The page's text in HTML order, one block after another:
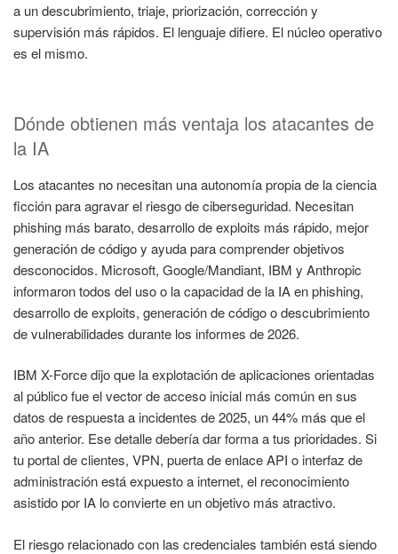
a un descubrimiento, triaje, priorización, corrección y
supervisión más rápidos. El lenguaje difiere. El núcleo operativo
es el mismo.
Dónde obtienen más ventaja los atacantes de
la IA
Los atacantes no necesitan una autonomía propia de la ciencia
ficción para agravar el riesgo de ciberseguridad. Necesitan
phishing más barato, desarrollo de exploits más rápido, mejor
generación de código y ayuda para comprender objetivos
desconocidos. Microsoft, Google/Mandiant, IBM y Anthropic
informaron todos del uso o la capacidad de la IA en phishing,
desarrollo de exploits, generación de código o descubrimiento
de vulnerabilidades durante los informes de 2026.
IBM X-Force dijo que la explotación de aplicaciones orientadas
al público fue el vector de acceso inicial más común en sus
datos de respuesta a incidentes de 2025, un 44% más que el
año anterior. Ese detalle debería dar forma a tus prioridades. Si
tu portal de clientes, VPN, puerta de enlace API o interfaz de
administración está expuesto a internet, el reconocimiento
asistido por IA lo convierte en un objetivo más atractivo.
El riesgo relacionado con las credenciales también está siendo